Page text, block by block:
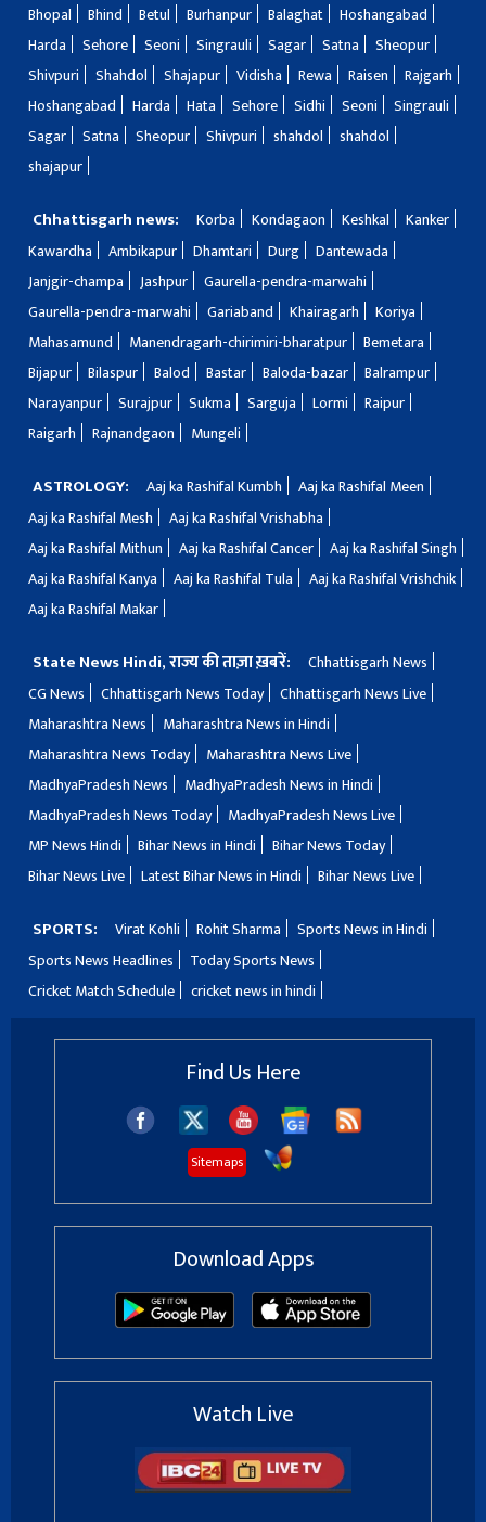
Bhopal
Bhind Betul Burhanpur Balaghat
Hoshangabad
Harda
Sehore Seoni Singrauli Sagar Satna
Sheopur
Shivpuri
Shahdol Shajapur Vidisha Rewa Raisen
Rajgarh
Hoshangabad
Harda Hata Sehore Sidhi Seoni
Singrauli
Sagar
Satna Sheopur Shivpuri shahdol
shahdol
shajapur
Chhattisgarh news: Korba Kondagaon Keshkal
Kanker
Kawardha
Ambikapur Dhamtari Durg
Dantewada
Janjgir-champa
Jashpur
Gaurella-pendra-marwahi
Gaurella-pendra-marwahi
Gariaband Khairagarh
Koriya
Mahasamund
Manendragarh-chirimiri-bharatpur
Bemetara
Bijapur
Bilaspur Balod Bastar Baloda-bazar
Balrampur
Narayanpur
Surajpur Sukma Sarguja Lormi
Raipur
Raigarh
Rajnandgaon Mungeli
ASTROLOGY: Aaj ka Rashifal Kumbh
Aaj ka Rashifal Meen
Aaj ka Rashifal Mesh
Aaj ka Rashifal Vrishabha
Aaj ka Rashifal Mithun
Aaj ka Rashifal Cancer
Aaj ka Rashifal Singh
Aaj ka Rashifal Kanya
Aaj ka Rashifal Tula
Aaj ka Rashifal Vrishchik
Aaj ka Rashifal Makar
State News Hindi, राज्य की ताज़ा ख़बरें:
Chhattisgarh News
CG News
Chhattisgarh News Today
Chhattisgarh News Live
Maharashtra News
Maharashtra News in Hindi
Maharashtra News Today
Maharashtra News Live
MadhyaPradesh News
MadhyaPradesh News in Hindi
MadhyaPradesh News Today
MadhyaPradesh News Live
MP News Hindi
Bihar News in Hindi
Bihar News Today
Bihar News Live
Latest Bihar News in Hindi Bihar News Live
SPORTS: Virat Kohli Rohit Sharma
Sports News in Hindi
Sports News Headlines
Today Sports News
Cricket Match Schedule
cricket news in hindi
Find Us Here
Sitemaps
Download Apps
Watch Live